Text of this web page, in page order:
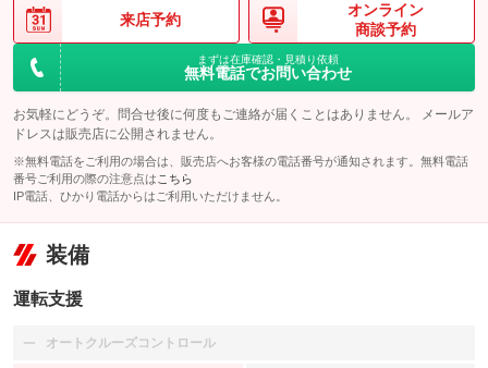
来店予約
オンライン
商談予約
まずは在庫確認・見積り依頼
無料電話でお問い合わせ
お気軽にどうぞ。問合せ後に何度もご連絡が届くことはありません。 メールア
ドレスは販売店に公開されません。
※無料電話をご利用の場合は、販売店へお客様の電話番号が通知されます。無料電話
番号ご利用の際の注意点は こちら
IP電話、ひかり電話からはご利用いただけません。
装備
運転支援
オートクルーズコントロール
：装備なし